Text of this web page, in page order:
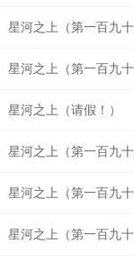
星河之上（第一百九
星河之上（第一百九
星河之上（请假！）
星河之上（第一百九十
星河之上（第一百九
星河之上（第一百九